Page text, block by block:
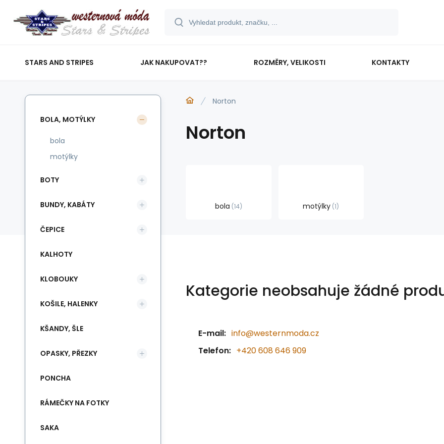
STARS AND STRIPES JAK NAKUPOVAT?? ROZMĚRY, VELIKOSTI KONTAKTY
Norton
Norton
bola 14 motýlky 1
Kategorie neobsahuje žádné
E-mail: info@westernmoda.cz
Telefon: +420 608 646 909
BOLA, MOTÝLKY
bola
motýlky
BOTY
BUNDY, KABÁTY
ČEPICE
KALHOTY
KLOBOUKY
KOŠILE, HALENKY
KŠANDY, ŠLE
OPASKY, PŘEZKY
PONCHA
RÁMEČKY NA FOTKY
SAKA